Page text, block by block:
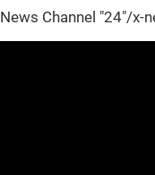
News Channel "24"/x-